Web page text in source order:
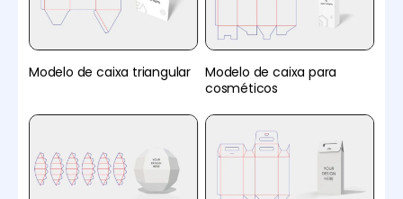
Modelo de caixa triangular
Modelo de caixa para
cosméticos